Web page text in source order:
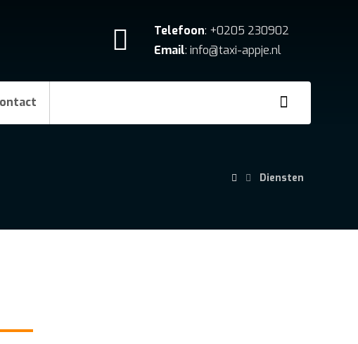
Telefoon: +0205 230902
Email: info@taxi-appje.nl
Diensten